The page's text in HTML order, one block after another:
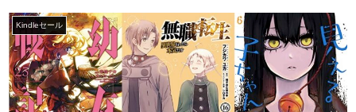
Kindleセール